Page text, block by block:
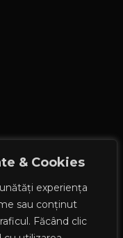
& Cookies
experiența
sau conținut
Făcând clic